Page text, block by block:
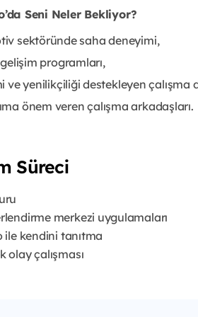
Seni Neler Bekliyor?
sektöründe saha deneyimi,
programları,
ve yenilikçiliği destekleyen çalışma
önem veren çalışma arkadaşları.
Süreci
merkezi uygulamaları
ile kendini tanıtma
olay çalışması